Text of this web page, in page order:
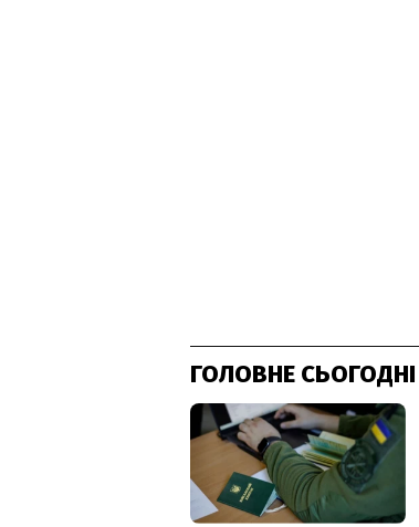
ГОЛОВНЕ СЬОГОДНІ